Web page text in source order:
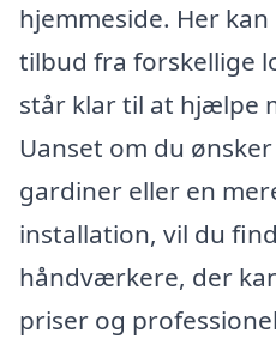
hjemmeside. Her
tilbud fra forskellige
står klar til at hjælpe
Uanset om du
gardiner eller en
installation, vil du
håndværkere, der
priser og